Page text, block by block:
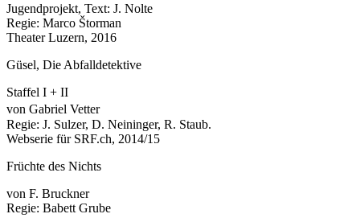
Jugendprojekt, Text: J. Nolte
Regie: Marco Štorman
Theater Luzern, 2016
Güsel, Die Abfalldetektive
Staffel I + II
von Gabriel Vetter
Regie: J. Sulzer, D. Neininger, R. Staub.
Webserie für SRF.ch, 2014/15
Früchte des Nichts
von F. Bruckner
Regie: Babett Grube